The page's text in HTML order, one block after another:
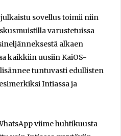
sovellus toimii niin
varustetuissa
alkaen
kaikkiin uusiin KaiOS-
tuntuvasti edullisten
Intiassa ja
viime huhtikuusta